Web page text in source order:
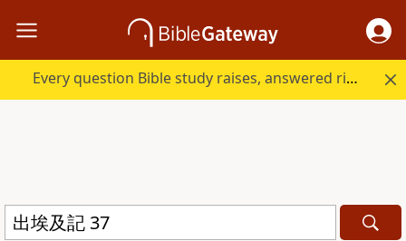
Every question Bible study raises, answered right here.